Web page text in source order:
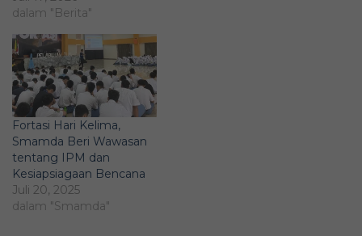
dalam "Berita"
Fortasi Hari Kelima,
Smamda Beri Wawasan
tentang IPM dan
Kesiapsiagaan Bencana
Juli 20, 2025
dalam "Smamda"